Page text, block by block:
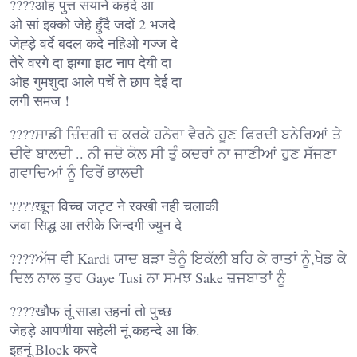
????ओह पुत्त सयाने कहंदे आ
ओ सां इक्को जेहे हुँदै जदों 2 भजदे
जेह्ड़े वर्दे बदल कदे नहिओ गज्ज दे
तेरे वरगे दा झग्गा झट नाप देयी दा
ओह गुमशुदा आले पर्चे ते छाप देई दा
लगी समज !
????ਸਾਡੀ ਜ਼ਿੰਦਗੀ ਚ ਕਰਕੇ ਹਨੇਰਾ ਵੈਰਨੇ ਹੂਣ ਫਿਰਦੀ ਬਨੇਰਿਆਂ ਤੇ
ਦੀਵੇ ਬਾਲਦੀ .. ਨੀ ਜਦੋ ਕੋਲ ਸੀ ਤੁੰ ਕਦਰਾਂ ਨਾ ਜਾਣੀਆਂ ਹੁਣ ਸੱਜਣਾ
ਗਵਾਚਿਆਂ ਨੂੰ ਫਿਰੇਂ ਭਾਲਦੀ
????खून विच्च जट्ट ने रक्खी नही चलाकी
जवा सिद्ध आ तरीके जिन्दगी ज्युन दे
????ਅੱਜ ਵੀ Kardi ਯਾਦ ਬੜਾ ਤੈਨੂੰ ਇਕੱਲੀ ਬਹਿ ਕੇ ਰਾਤਾਂ ਨੂੰ,ਖੇਡ ਕੇ
ਦਿਲ ਨਾਲ ਤੁਰ Gaye Tusi ਨਾ ਸਮਝ Sake ਜ਼ਜਬਾਤਾਂ ਨੂੰ
????खौफ तूं साडा उहनां तो पुच्छ
जेहड़े आपणीया सहेली नूं कहन्दे आ कि.
इहनूं Block करदे